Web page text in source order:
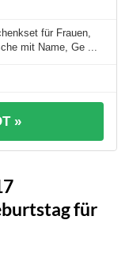
für Frauen,
mit Name, Ge ...
»
für